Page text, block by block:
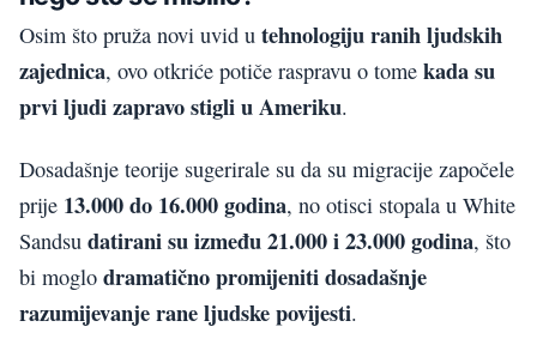
Osim što pruža novi uvid u tehnologiju ranih ljudskih
zajednica, ovo otkriće potiče raspravu o tome kada su
prvi ljudi zapravo stigli u Ameriku.
Dosadašnje teorije sugerirale su da su migracije započele
prije 13.000 do 16.000 godina, no otisci stopala u White
Sandsu datirani su između 21.000 i 23.000 godina, što
bi moglo dramatično promijeniti dosadašnje
razumijevanje rane ljudske povijesti.